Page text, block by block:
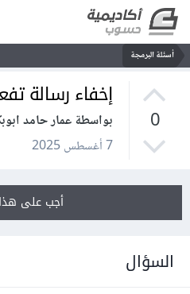
أسئلة البرمجة
0
إخفاء رسالة
بواسطة عمار حامد
7 أغسطس 2025
أجب على
السؤال